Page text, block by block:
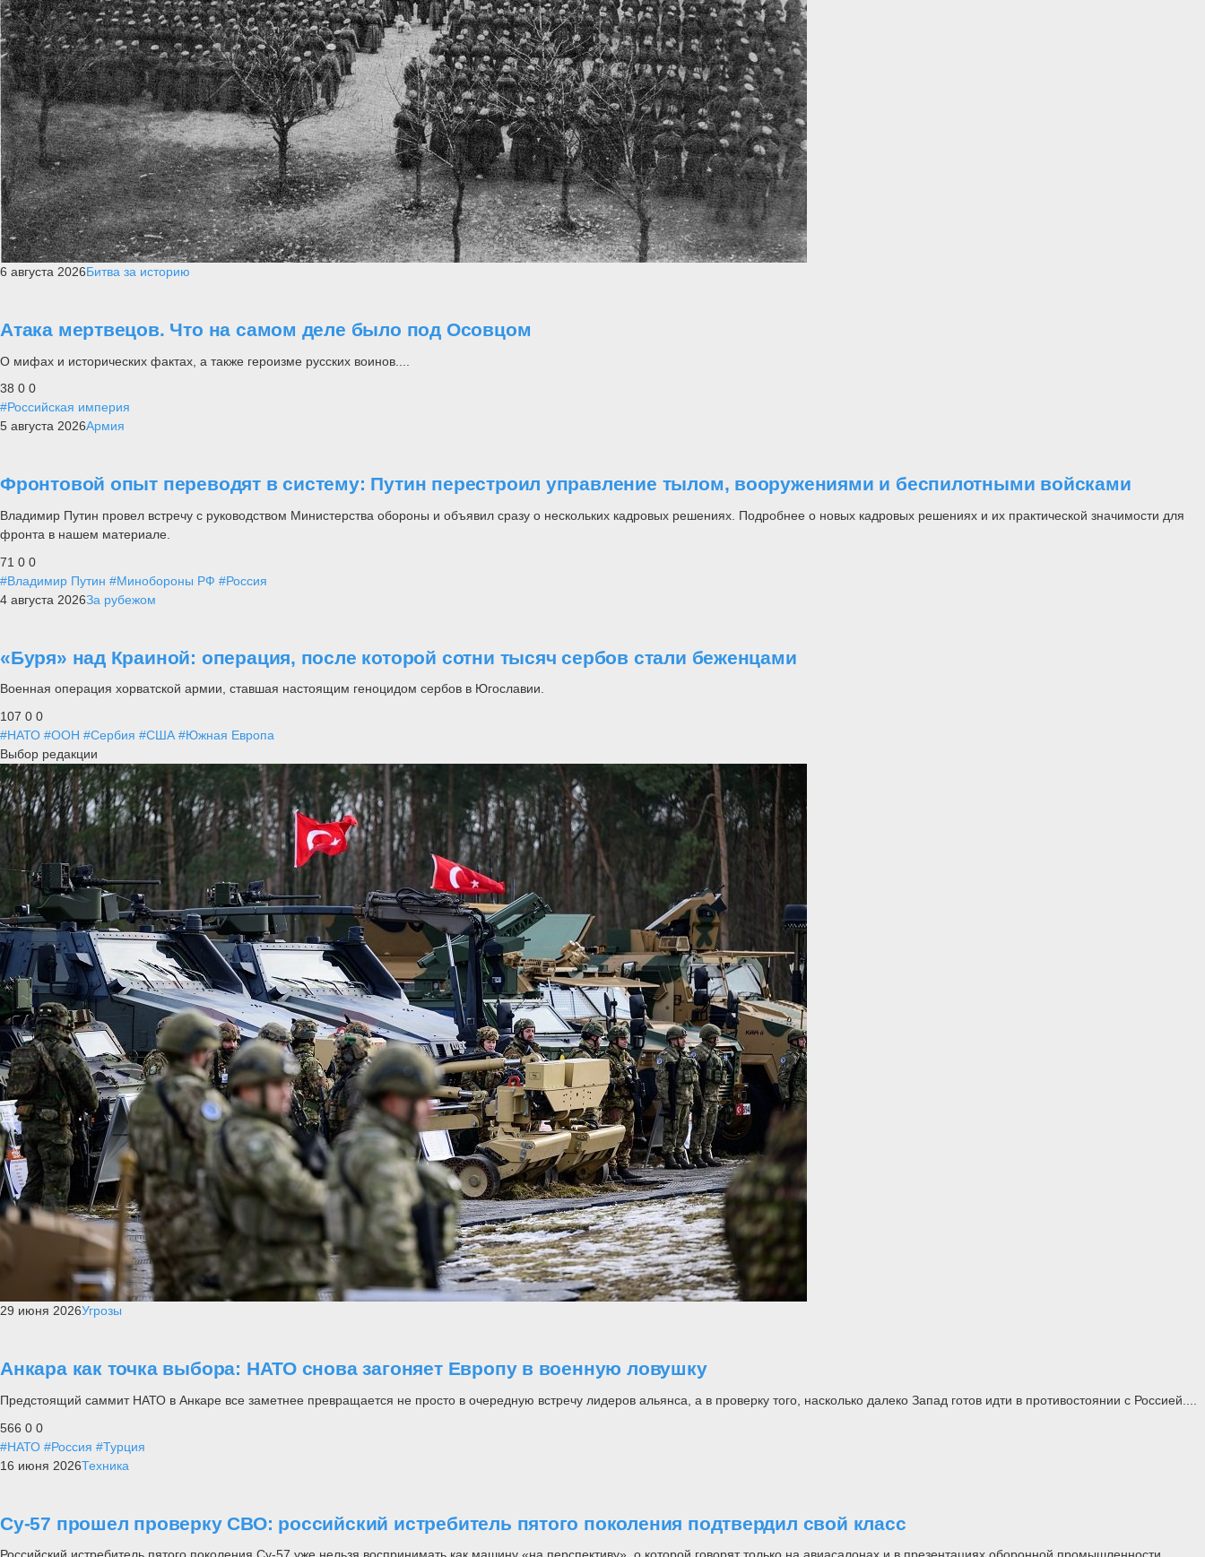
6 августа 2026Битва за историю
Атака мертвецов. Что на самом деле было под Осовцом
О мифах и исторических фактах, а также героизме русских воинов....
38 0 0
#Российская империя
5 августа 2026Армия
Фронтовой опыт переводят в систему: Путин перестроил управление тылом, вооружениями и беспилотными войсками
Владимир Путин провел встречу с руководством Министерства обороны и объявил сразу о нескольких кадровых решениях. Подробнее о новых кадровых решениях и их практической значимости для
фронта в нашем материале.
71 0 0
#Владимир Путин #Минобороны РФ #Россия
4 августа 2026За рубежом
«Буря» над Краиной: операция, после которой сотни тысяч сербов стали беженцами
Военная операция хорватской армии, ставшая настоящим геноцидом сербов в Югославии.
107 0 0
#НАТО #ООН #Сербия #США #Южная Европа
Выбор редакции
29 июня 2026Угрозы
Анкара как точка выбора: НАТО снова загоняет Европу в военную ловушку
Предстоящий саммит НАТО в Анкаре все заметнее превращается не просто в очередную встречу лидеров альянса, а в проверку того, насколько далеко Запад готов идти в противостоянии с Россией....
566 0 0
#НАТО #Россия #Турция
16 июня 2026Техника
Су-57 прошел проверку СВО: российский истребитель пятого поколения подтвердил свой класс